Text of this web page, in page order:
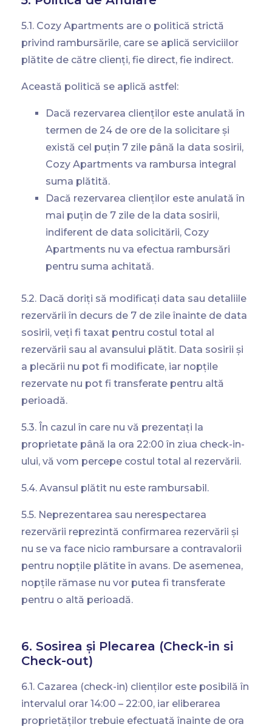
5.1. Cozy Apartments are o politică strictă
privind rambursările, care se aplică serviciilor
plătite de către clienți, fie direct, fie indirect.
Această politică se aplică astfel:
Dacă rezervarea clienților este anulată în
termen de 24 de ore de la solicitare și
există cel puțin 7 zile până la data sosirii,
Cozy Apartments va rambursa integral
suma plătită.
Dacă rezervarea clienților este anulată în
mai puțin de 7 zile de la data sosirii,
indiferent de data solicitării, Cozy
Apartments nu va efectua rambursări
pentru suma achitată.
5.2. Dacă doriți să modificați data sau detaliile
rezervării în decurs de 7 de zile înainte de data
sosirii, veți fi taxat pentru costul total al
rezervării sau al avansului plătit. Data sosirii și
a plecării nu pot fi modificate, iar nopțile
rezervate nu pot fi transferate pentru altă
perioadă.
5.3. În cazul în care nu vă prezentați la
proprietate până la ora 22:00 în ziua check-in-
ului, vă vom percepe costul total al rezervării.
5.4. Avansul plătit nu este rambursabil.
5.5. Neprezentarea sau nerespectarea
rezervării reprezintă confirmarea rezervării și
nu se va face nicio rambursare a contravalorii
pentru nopțile plătite în avans. De asemenea,
nopțile rămase nu vor putea fi transferate
pentru o altă perioadă.
6. Sosirea și Plecarea (Check-in si
Check-out)
6.1. Cazarea (check-in) clienților este posibilă în
intervalul orar 14:00 – 22:00, iar eliberarea
proprietăților trebuie efectuată înainte de ora